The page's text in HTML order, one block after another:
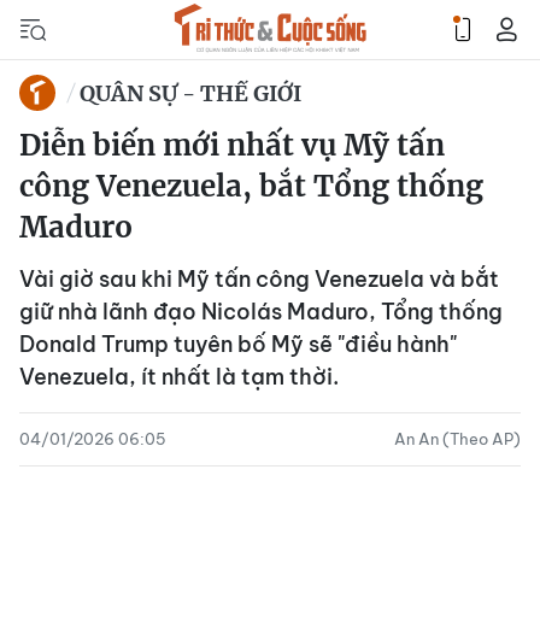
QUÂN SỰ - THẾ GIỚI
Diễn biến mới nhất vụ Mỹ tấn
công Venezuela, bắt Tổng thống
Maduro
Vài giờ sau khi Mỹ tấn công Venezuela và bắt
giữ nhà lãnh đạo Nicolás Maduro, Tổng thống
Donald Trump tuyên bố Mỹ sẽ "điều hành"
Venezuela, ít nhất là tạm thời.
04/01/2026 06:05 An An (Theo AP)